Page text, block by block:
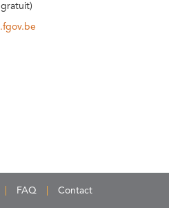
gratuit)
FAQ Contact